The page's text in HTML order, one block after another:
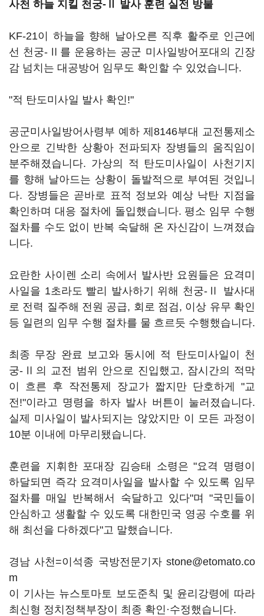
사천 하늘 지킬 천궁-Ⅱ 발사 훈련 실전 방불
KF-21이 하늘을 향해 날아오른 직후 활주로 인근에
선 천궁-Ⅱ를 운용하는 공군 미사일방어포대의 긴장
감 넘치는 대공방어 임무도 확인할 수 있었습니다.
"적 탄도미사일 발사 확인!"
공군미사일방어사령부 예하 제8146부대 교전통제소
안으로 긴박한 상황아 전파되자 장병들의 움직임이
분주해졌습니다. 가상의 적 탄도미사일이 사천기지
를 향해 날아드는 상황이 돌발적으로 부여된 것입니
다. 장병들은 곧바로 표적 정보와 예상 낙탄 지점을
확인하며 대응 절차에 돌입했습니다. 평소 임무 수행
절차를 수도 없이 반복 숙달해 온 자신감이 느껴졌습
니다.
요란한 사이렌 소리 속에서 발사반 요원들은 요격미
사일을 1초라도 빨리 발사하기 위해 천궁-Ⅱ 발사대
로 전력 질주해 전원 공급, 회로 점검, 이상 유무 확인
등 일련의 임무 수행 절차를 물 흐르듯 수행했습니다.
최종 무장 완료 보고와 동시에 적 탄도미사일이 천
궁-Ⅱ의 교전 범위 안으로 진입했고, 잠시간의 적막
이 흐른 후 작전통제 장교가 짧지만 단호하게 "교
전!"이라고 명령을 하자 발사 버튼이 눌러졌습니다.
실제 미사일이 발사되지는 않았지만 이 모든 과정이
10분 이내에 마무리됐습니다.
훈련을 지휘한 포대장 김승태 소령은 "요격 명령이
하달되면 즉각 요격미사일을 발사할 수 있도록 임무
절차를 매일 반복해서 숙달하고 있다"며 "국민들이
안심하고 생활할 수 있도록 대한민국 영공 수호를 위
해 최선을 다하겠다"고 말했습니다.
경남 사천=이석종 국방전문기자 stone@etomato.co
m
이 기사는 뉴스토마토 보도준칙 및 윤리강령에 따라
최신형 정치정책부장이 최종 확인·수정했습니다.